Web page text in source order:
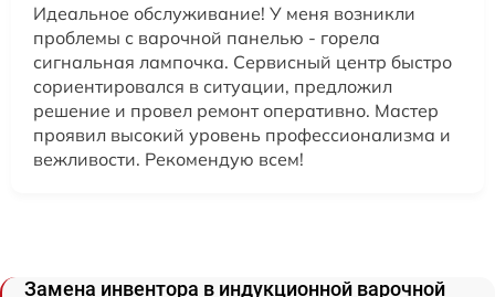
Идеальное обслуживание! У меня возникли
проблемы с варочной панелью - горела
сигнальная лампочка. Сервисный центр быстро
сориентировался в ситуации, предложил
решение и провел ремонт оперативно. Мастер
проявил высокий уровень профессионализма и
вежливости. Рекомендую всем!
Замена инвентора в индукционной варочной